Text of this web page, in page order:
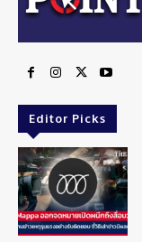
Editor Picks